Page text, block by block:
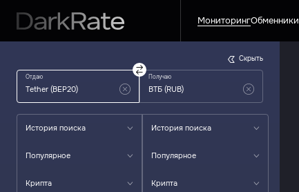
МониторингОбменники
Отдаю Получаю
История поиска
Популярное
Крипта
История поиска
Популярное
Крипта
Скрыть